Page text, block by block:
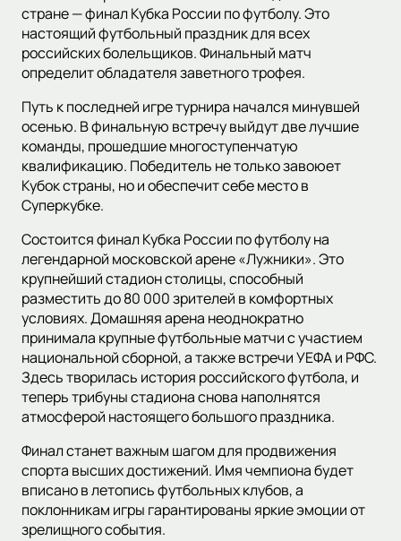
стране — финал Кубка России по футболу. Это
настоящий футбольный праздник для всех
российских болельщиков. Финальный матч
определит обладателя заветного трофея.
Путь к последней игре турнира начался минувшей
осенью. В финальную встречу выйдут две лучшие
команды, прошедшие многоступенчатую
квалификацию. Победитель не только завоюет
Кубок страны, но и обеспечит себе место в
Суперкубке.
Состоится финал Кубка России по футболу на
легендарной московской арене «Лужники». Это
крупнейший стадион столицы, способный
разместить до 80 000 зрителей в комфортных
условиях. Домашняя арена неоднократно
принимала крупные футбольные матчи с участием
национальной сборной, а также встречи УЕФА и РФС.
Здесь творилась история российского футбола, и
теперь трибуны стадиона снова наполнятся
атмосферой настоящего большого праздника.
Финал станет важным шагом для продвижения
спорта высших достижений. Имя чемпиона будет
вписано в летопись футбольных клубов, а
поклонникам игры гарантированы яркие эмоции от
зрелищного события.